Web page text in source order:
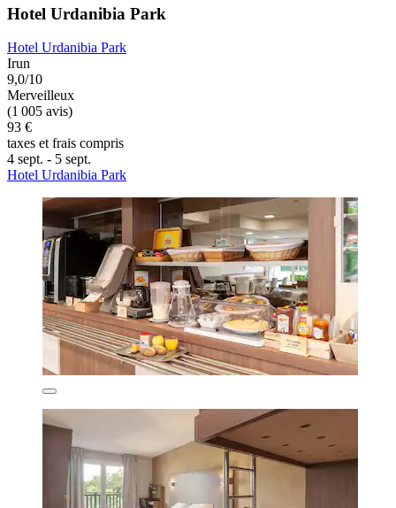
Hotel Urdanibia Park
Hotel Urdanibia Park
Irun
9,0/10
Merveilleux
(1 005 avis)
93 €
taxes et frais compris
4 sept. - 5 sept.
Hotel Urdanibia Park